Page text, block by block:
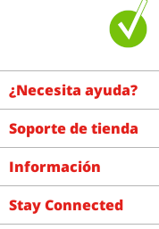
¿Necesita ayuda?
Soporte de tienda
Información
Stay Connected